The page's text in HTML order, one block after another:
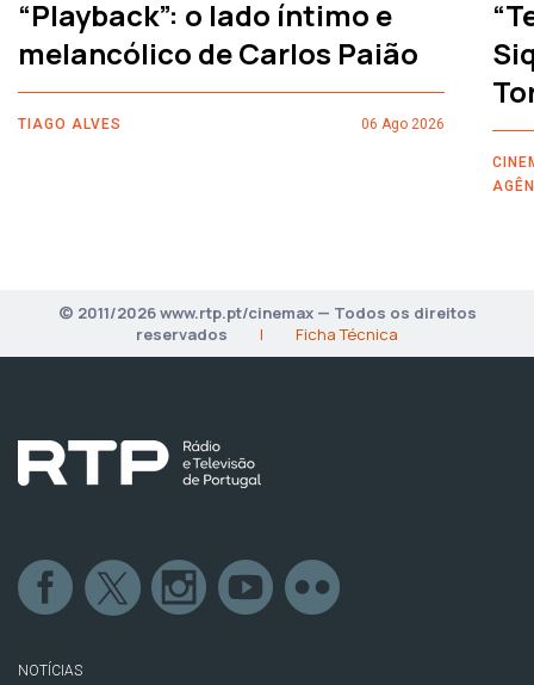
“Playback”: o lado íntimo e
melancólico de Carlos Paião
TIAGO ALVES 06 Ago 2026
© 2011/2026 www.rtp.pt/cinemax — Todos os direitos
reservados
| Ficha Técnica
NOTÍCIAS